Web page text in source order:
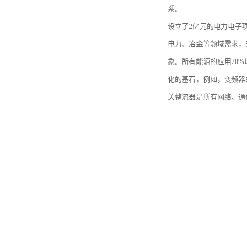
系。
设立了2亿元的电力电子
电力、冶金等领域需求
象。所有能源的应用
化的基石，例如，变频
关整流器是所有网络、